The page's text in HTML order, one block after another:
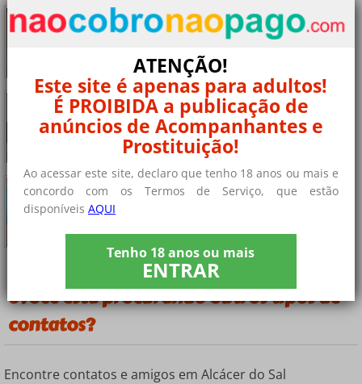
Online Procuro relacionamentos com caras discretos
Sou uma estudante árabe com bom corpo. Me
+ 7 fotos privadas
Procuro um encontro discreto no montijo
Olá, sou uma mulher discreta que quer mudar o
rumo......
+ 4 fotos privadas
Jovem procura contatos esporádicos
sou uma moça solteira com um bom físico procuro
um......
¿Você está procurando outros tipos de
contatos?
Encontre contatos e amigos em Alcácer do Sal
ATENÇÃO!
Este site é apenas para adultos!
É PROIBIDA a publicação de
anúncios de Acompanhantes e
Prostituição!
Ao acessar este site, declaro que tenho 18 anos ou mais e
concordo com os Termos de Serviço, que estão
disponíveis AQUI
Tenho 18 anos ou mais
ENTRAR